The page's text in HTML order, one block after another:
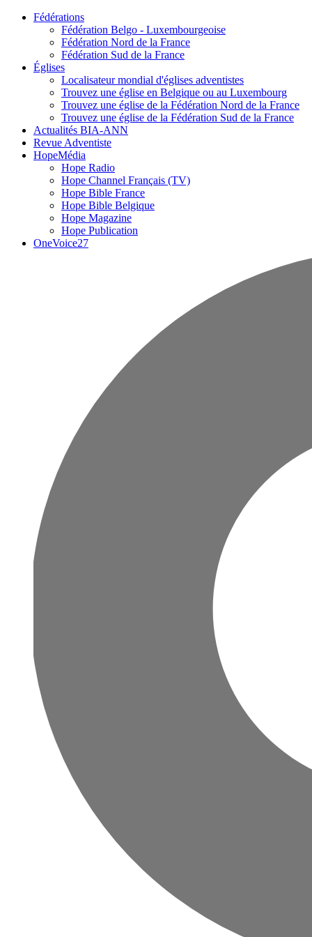
Fédérations
Fédération Belgo - Luxembourgeoise
Fédération Nord de la France
Fédération Sud de la France
Églises
Localisateur mondial d'églises adventistes
Trouvez une église en Belgique ou au Luxembourg
Trouvez une église de la Fédération Nord de la France
Trouvez une église de la Fédération Sud de la France
Actualités BIA-ANN
Revue Adventiste
HopeMédia
Hope Radio
Hope Channel Français (TV)
Hope Bible France
Hope Bible Belgique
Hope Magazine
Hope Publication
OneVoice27